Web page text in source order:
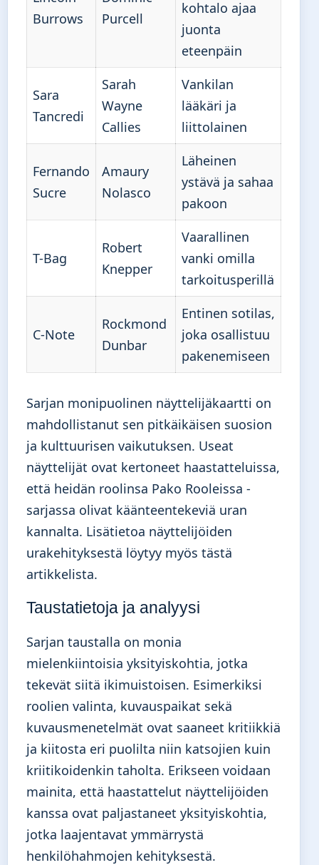
Burrows
Purcell
kohtalo ajaa
juonta
eteenpäin
Sara
Tancredi
Sarah
Wayne
Callies
Vankilan
lääkäri ja
liittolainen
Fernando
Sucre
Amaury
Nolasco
Läheinen
ystävä ja sahaa
pakoon
T-Bag
Robert
Knepper
Vaarallinen
vanki omilla
tarkoitusperillä
C-Note
Rockmond
Dunbar
Entinen sotilas,
joka osallistuu
pakenemiseen
Sarjan monipuolinen näyttelijäkaartti on
mahdollistanut sen pitkäikäisen suosion
ja kulttuurisen vaikutuksen. Useat
näyttelijät ovat kertoneet haastatteluissa,
että heidän roolinsa Pako Rooleissa -
sarjassa olivat käänteentekeviä uran
kannalta. Lisätietoa näyttelijöiden
urakehityksestä löytyy myös tästä
artikkelista.
Taustatietoja ja analyysi
Sarjan taustalla on monia
mielenkiintoisia yksityiskohtia, jotka
tekevät siitä ikimuistoisen. Esimerkiksi
roolien valinta, kuvauspaikat sekä
kuvausmenetelmät ovat saaneet kritiikkiä
ja kiitosta eri puolilta niin katsojien kuin
kriitikoidenkin taholta. Erikseen voidaan
mainita, että haastattelut näyttelijöiden
kanssa ovat paljastaneet yksityiskohtia,
jotka laajentavat ymmärrystä
henkilöhahmojen kehityksestä.